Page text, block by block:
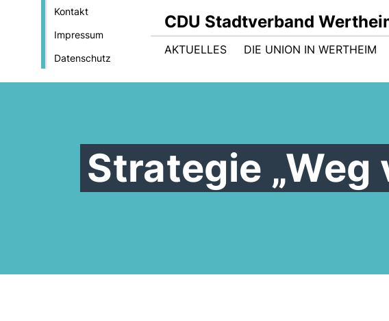
Kontakt
Impressum
Datenschutz
CDU Stadtverband
AKTUELLES DIE UNION IN WERTHEIM
Strategie „Weg